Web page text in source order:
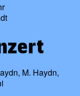
M. Haydn,